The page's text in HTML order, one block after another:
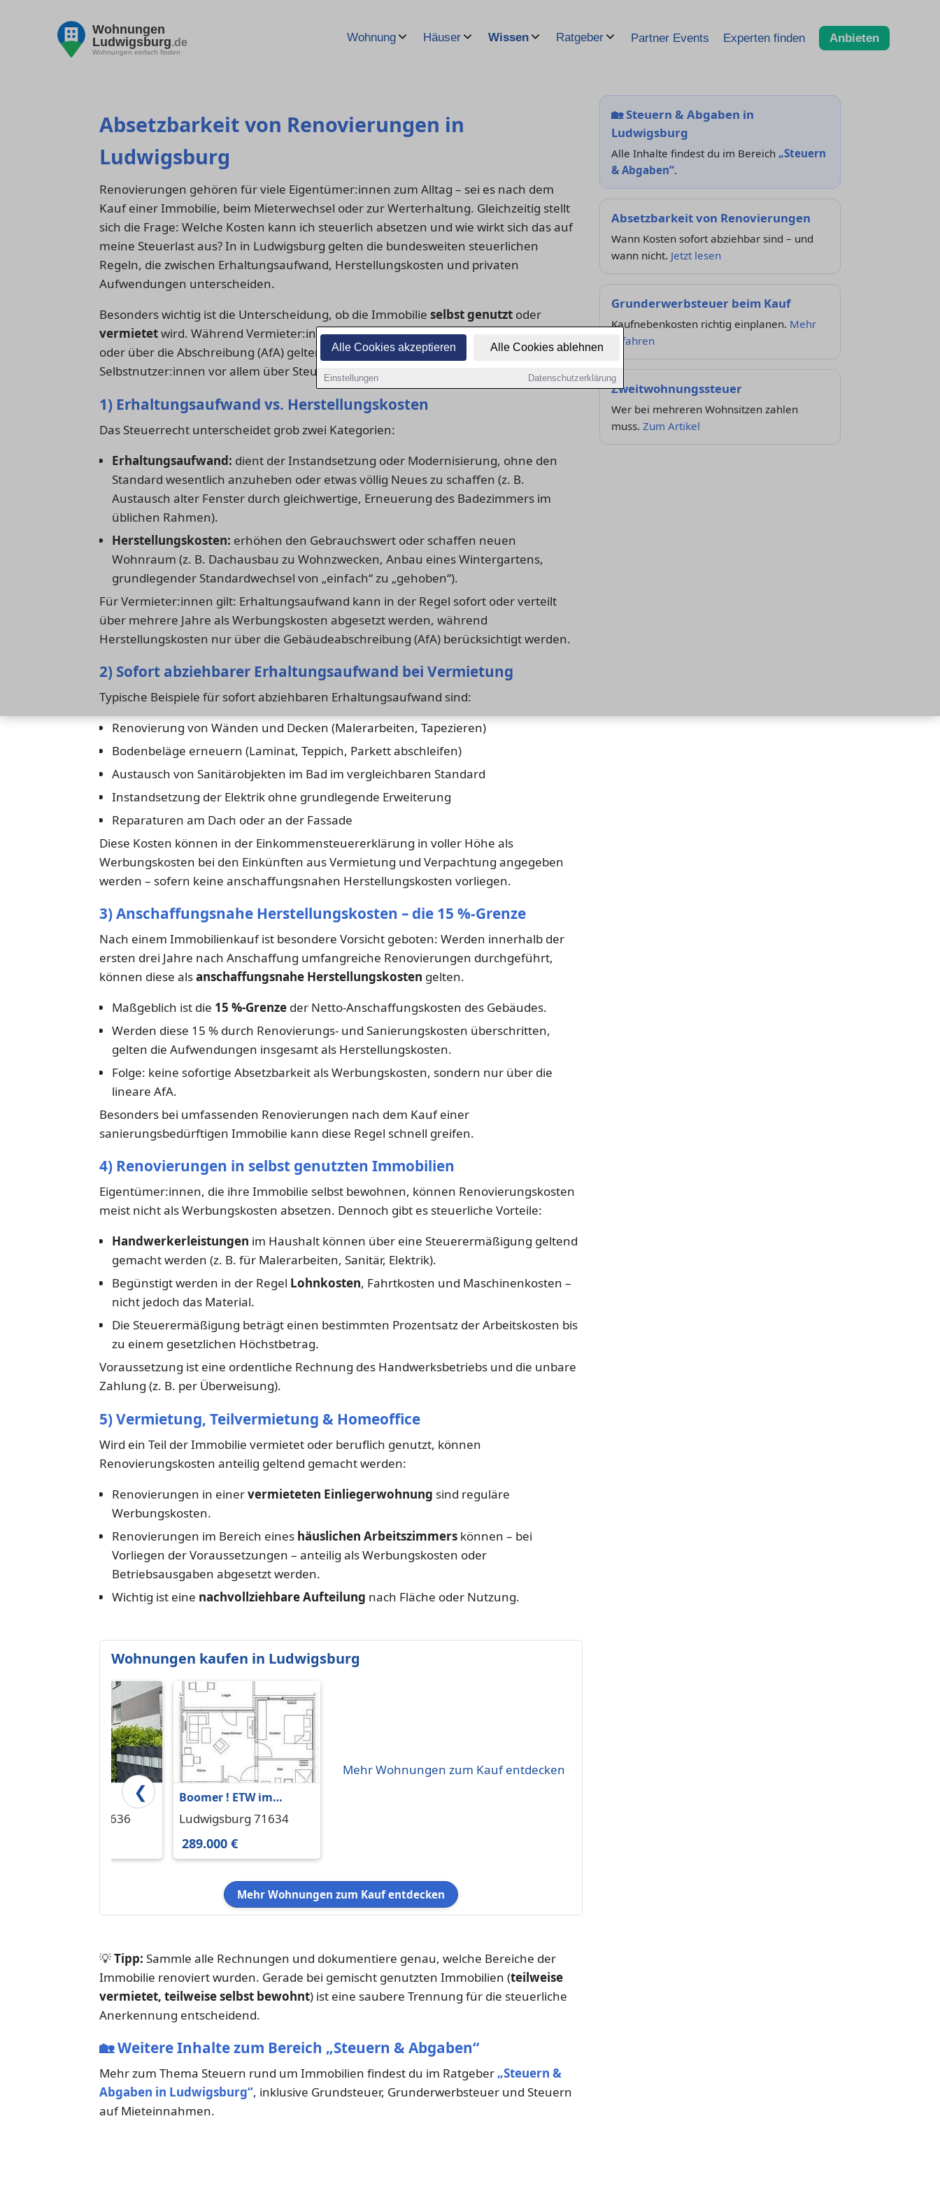
Alle Cookies akzeptieren Alle Cookies ablehnen
Einstellungen Datenschutzerklärung
Wohnungen
Ludwigsburg.de
Wohnungen einfach finden
Wohnung Häuser Wissen Ratgeber Partner Events Experten finden Anbieten
Absetzbarkeit von Renovierungen in
Ludwigsburg
Renovierungen gehören für viele Eigentümer:innen zum Alltag – sei es nach dem
Kauf einer Immobilie, beim Mieterwechsel oder zur Werterhaltung. Gleichzeitig stellt
sich die Frage: Welche Kosten kann ich steuerlich absetzen und wie wirkt sich das auf
meine Steuerlast aus? In in Ludwigsburg gelten die bundesweiten steuerlichen
Regeln, die zwischen Erhaltungsaufwand, Herstellungskosten und privaten
Aufwendungen unterscheiden.
Besonders wichtig ist die Unterscheidung, ob die Immobilie selbst genutzt oder
vermietetwird. Während Vermieter:innen Renovierungskosten als Werbungskosten
oder über die Abschreibung (AfA) geltend machen können, profitieren
Selbstnutzer:innen vor allem über Steuerermäßigungen für Handwerkerleistungen.
1) Erhaltungsaufwand vs. Herstellungskosten
Das Steuerrecht unterscheidet grob zwei Kategorien:
Erhaltungsaufwand: dient der Instandsetzung oder Modernisierung, ohne den
Standard wesentlich anzuheben oder etwas völlig Neues zu schaffen (z. B.
Austausch alter Fenster durch gleichwertige, Erneuerung des Badezimmers im
üblichen Rahmen).
Herstellungskosten: erhöhen den Gebrauchswert oder schaffen neuen
Wohnraum (z. B. Dachausbau zu Wohnzwecken, Anbau eines Wintergartens,
grundlegender Standardwechsel von „einfach“ zu „gehoben“).
Für Vermieter:innen gilt: Erhaltungsaufwand kann in der Regel sofort oder verteilt
über mehrere Jahre als Werbungskosten abgesetzt werden, während
Herstellungskosten nur über die Gebäudeabschreibung (AfA) berücksichtigt werden.
2) Sofort abziehbarer Erhaltungsaufwand bei Vermietung
Typische Beispiele für sofort abziehbaren Erhaltungsaufwand sind:
Renovierung von Wänden und Decken (Malerarbeiten, Tapezieren)
Bodenbeläge erneuern (Laminat, Teppich, Parkett abschleifen)
Austausch von Sanitärobjekten im Bad im vergleichbaren Standard
Instandsetzung der Elektrik ohne grundlegende Erweiterung
Reparaturen am Dach oder an der Fassade
Diese Kosten können in der Einkommensteuererklärung in voller Höhe als
Werbungskosten bei den Einkünften aus Vermietung und Verpachtung angegeben
werden – sofern keine anschaffungsnahen Herstellungskosten vorliegen.
3) Anschaffungsnahe Herstellungskosten – die 15 %-Grenze
Nach einem Immobilienkauf ist besondere Vorsicht geboten: Werden innerhalb der
ersten drei Jahre nach Anschaffung umfangreiche Renovierungen durchgeführt,
können diese alsanschaffungsnahe Herstellungskosten gelten.
Maßgeblich ist die 15 %-Grenzeder Netto-Anschaffungskosten des Gebäudes.
Werden diese 15 % durch Renovierungs- und Sanierungskosten überschritten,
gelten die Aufwendungen insgesamt als Herstellungskosten.
Folge: keine sofortige Absetzbarkeit als Werbungskosten, sondern nur über die
lineare AfA.
Besonders bei umfassenden Renovierungen nach dem Kauf einer
sanierungsbedürftigen Immobilie kann diese Regel schnell greifen.
4) Renovierungen in selbst genutzten Immobilien
Eigentümer:innen, die ihre Immobilie selbst bewohnen, können Renovierungskosten
meist nicht als Werbungskosten absetzen. Dennoch gibt es steuerliche Vorteile:
Handwerkerleistungen im Haushalt können über eine Steuerermäßigung geltend
gemacht werden (z. B. für Malerarbeiten, Sanitär, Elektrik).
Begünstigt werden in der Regel Lohnkosten, Fahrtkosten und Maschinenkosten –
nicht jedoch das Material.
Die Steuerermäßigung beträgt einen bestimmten Prozentsatz der Arbeitskosten bis
zu einem gesetzlichen Höchstbetrag.
Voraussetzung ist eine ordentliche Rechnung des Handwerksbetriebs und die unbare
Zahlung (z. B. per Überweisung).
5) Vermietung, Teilvermietung & Homeoffice
Wird ein Teil der Immobilie vermietet oder beruflich genutzt, können
Renovierungskosten anteilig geltend gemacht werden:
Renovierungen in einervermieteten Einliegerwohnung sind reguläre
Werbungskosten.
Renovierungen im Bereich eines häuslichen Arbeitszimmerskönnen – bei
Vorliegen der Voraussetzungen – anteilig als Werbungskosten oder
Betriebsausgaben abgesetzt werden.
Wichtig ist eine nachvollziehbare Aufteilung nach Fläche oder Nutzung.
Wohnungen kaufen in Ludwigsburg
❮
Erdgeschosswohnung -
Ludwigsburg 71636
Boomer ! ETW im
betreuten Wohnen 2-
Ludwigsburg 71634
289.000 €
Mehr Wohnungen zum Kauf entdecken
Mehr Wohnungen zum Kauf entdecken
💡Tipp: Sammle alle Rechnungen und dokumentiere genau, welche Bereiche der
Immobilie renoviert wurden. Gerade bei gemischt genutzten Immobilien (teilweise
vermietet, teilweise selbst bewohnt) ist eine saubere Trennung für die steuerliche
Anerkennung entscheidend.
🏡Weitere Inhalte zum Bereich „Steuern & Abgaben“
Mehr zum Thema Steuern rund um Immobilien findest du im Ratgeber„Steuern &
Abgaben in Ludwigsburg“, inklusive Grundsteuer, Grunderwerbsteuer und Steuern
auf Mieteinnahmen.
🏡Steuern & Abgaben in
Ludwigsburg
Alle Inhalte findest du im Bereich „Steuern
& Abgaben“.
Absetzbarkeit von Renovierungen
Wann Kosten sofort abziehbar sind – und
wann nicht. Jetzt lesen
Grunderwerbsteuer beim Kauf
Kaufnebenkosten richtig einplanen. Mehr
erfahren
Zweitwohnungssteuer
Wer bei mehreren Wohnsitzen zahlen
muss. Zum Artikel